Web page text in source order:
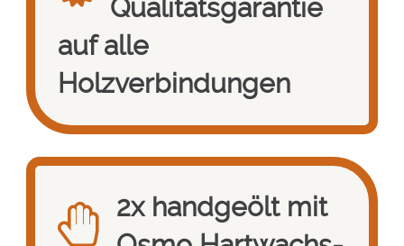
Qualitätsgarantie
auf alle
Holzverbindungen
2x handgeölt mit